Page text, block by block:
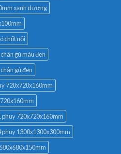
xanh dương
chốt nối
gù màu đen
gù đen
720x720x160mm
720x720x160mm
1300x1300x300mm